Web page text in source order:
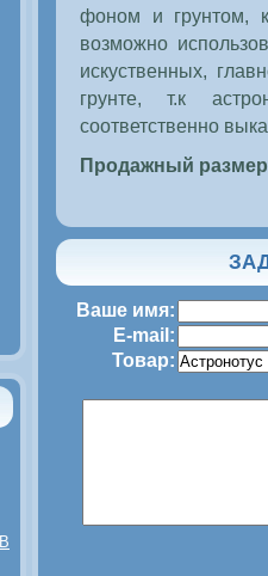
фоном и грунтом,
возможно
искуственных,
грунте, т.к
соответственно
Продажный
Ваше имя:
E-mail:
Товар: